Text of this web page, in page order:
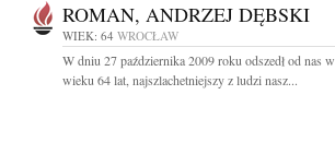
ROMAN, ANDRZEJ DĘBSKI
WIEK: 64 WROCŁAW
W dniu 27 października 2009 roku odszedł od nas w
wieku 64 lat, najszlachetniejszy z ludzi nasz...